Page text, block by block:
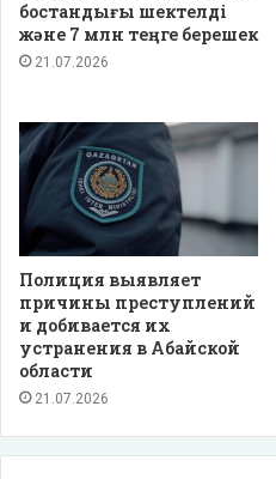
бостандығы шектелді
және 7 млн теңге берешек
21.07.2026
Полиция выявляет
причины преступлений
и добивается их
устранения в Абайской
области
21.07.2026